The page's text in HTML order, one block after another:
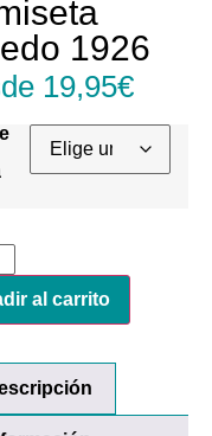
1926
19,95€
al carrito